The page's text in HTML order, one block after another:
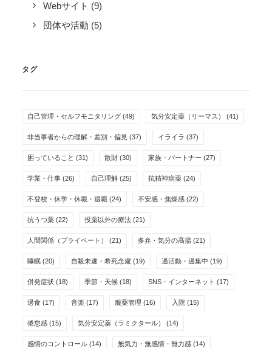
Webサイト (9)
団体や活動 (5)
タグ
自己管理・セルフモニタリング (49) 気分安定薬（リーマス） (41)
非当事者からの理解・差別・偏見 (37) イライラ (37)
困っていること (31) 散財 (30) 家族・パートナー (27)
学業・仕事 (26) 自己理解 (25) 抗精神病薬 (24)
不登校・休学・休職・退職 (24) 不安感・焦燥感 (22)
抗うつ薬 (22) 投薬以外の療法 (21)
人間関係（プライベート） (21) 多弁・気分の高揚 (21)
睡眠 (20) 自殺未遂・希死念慮 (19) 過活動・過集中 (19)
併発症状 (18) 季節・天候 (18) SNS・インターネット (17)
過食 (17) 音楽 (17) 服薬管理 (16) 入院 (15)
倦怠感 (15) 気分安定薬（ラミクタール） (14)
感情のコントロール (14) 無気力・無感情・無力感 (14)